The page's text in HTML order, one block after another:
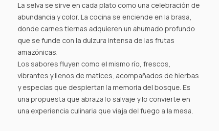
La selva se sirve en cada plato como una celebración de
abundancia y color. La cocina se enciende en la brasa,
donde carnes tiernas adquieren un ahumado profundo
que se funde con la dulzura intensa de las frutas
amazónicas.
Los sabores fluyen como el mismo río, frescos,
vibrantes y llenos de matices, acompañados de hierbas
y especias que despiertan la memoria del bosque. Es
una propuesta que abraza lo salvaje y lo convierte en
una experiencia culinaria que viaja del fuego a la mesa.